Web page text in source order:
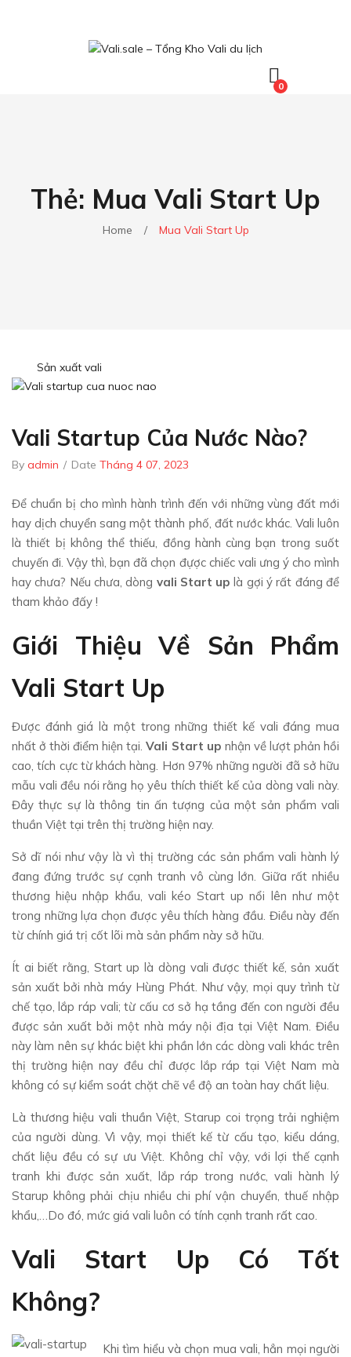
0
Thẻ: Mua Vali Start Up
Home / Mua Vali Start Up
Sản xuất vali
Vali Startup Của Nước Nào?
By admin / Date Tháng 4 07, 2023
Để chuẩn bị cho mình hành trình đến với những vùng đất mới
hay dịch chuyển sang một thành phố, đất nước khác. Vali luôn
là thiết bị không thể thiếu, đồng hành cùng bạn trong suốt
chuyến đi. Vậy thì, bạn đã chọn đựợc chiếc vali ưng ý cho mình
hay chưa? Nếu chưa, dòng vali Start uplà gợi ý rất đáng để
tham khảo đấy !
Giới Thiệu Về Sản Phẩm
Vali Start Up
Được đánh giá là một trong những thiết kế vali đáng mua
nhất ở thời điểm hiện tại.Vali Start up nhận về lượt phản hồi
cao, tích cực từ khách hàng. Hơn 97% những người đã sở hữu
mẫu vali đều nói rằng họ yêu thích thiết kế của dòng vali này.
Đây thực sự là thông tin ấn tượng của một sản phẩm vali
thuần Việt tại trên thị trường hiện nay.
Sở dĩ nói như vậy là vì thị trường các sản phẩm vali hành lý
đang đứng trước sự cạnh tranh vô cùng lớn. Giữa rất nhiều
thương hiệu nhập khẩu, vali kéo Start up nổi lên như một
trong những lựa chọn được yêu thích hàng đầu. Điều này đến
từ chính giá trị cốt lõi mà sản phẩm này sở hữu.
Ít ai biết rằng, Start up là dòng vali được thiết kế, sản xuất
sản xuất bởi nhà máy Hùng Phát. Như vậy, mọi quy trình từ
chế tạo, lắp ráp vali; từ cấu cơ sở hạ tầng đến con người đều
được sản xuất bởi một nhà máy nội địa tại Việt Nam. Điều
này làm nên sự khác biệt khi phần lớn các dòng vali khác trên
thị trường hiện nay đều chỉ được lắp ráp tại Việt Nam mà
không có sự kiểm soát chặt chẽ về độ an toàn hay chất liệu.
Là thương hiệu vali thuần Việt, Starup coi trọng trải nghiệm
của người dùng. Vì vậy, mọi thiết kế từ cấu tạo, kiểu dáng,
chất liệu đều có sự ưu Việt. Không chỉ vậy, với lợi thế cạnh
tranh khi được sản xuất, lắp ráp trong nước, vali hành lý
Starup không phải chịu nhiều chi phí vận chuyển, thuế nhập
khẩu,…Do đó, mức giá vali luôn có tính cạnh tranh rất cao.
Vali Start Up Có Tốt
Không?
Khi tìm hiểu và chọn mua vali, hẳn mọi người